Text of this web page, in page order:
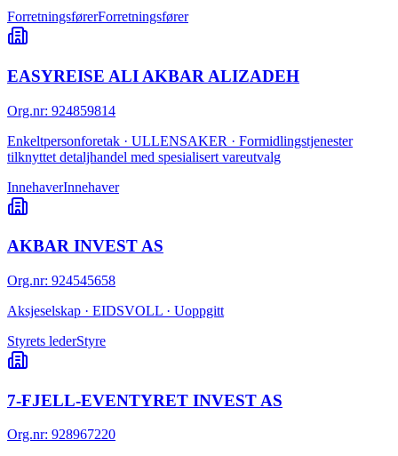
ForretningsførerForretningsfører
EASYREISE ALI AKBAR ALIZADEH
Org.nr: 924859814
Enkeltpersonforetak · ULLENSAKER · Formidlingstjenester
tilknyttet detaljhandel med spesialisert vareutvalg
InnehaverInnehaver
AKBAR INVEST AS
Org.nr: 924545658
Aksjeselskap · EIDSVOLL · Uoppgitt
Styrets lederStyre
7-FJELL-EVENTYRET INVEST AS
Org.nr: 928967220